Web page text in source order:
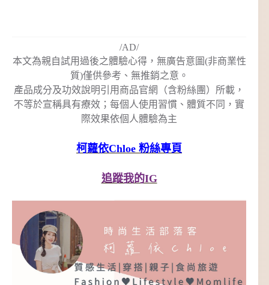
/AD/
本文為親自試用過後之體驗心得，無廣告意圖(非商業性
質)僅供參考、無推銷之意。
產品成分及功效說明引用商品官網（含粉絲團）所載，
不等於宣稱具有療效；每個人使用習慣、體質不同，實
際效果依個人體驗為主
柯蘿依Chloe 粉絲專頁
追蹤我的IG